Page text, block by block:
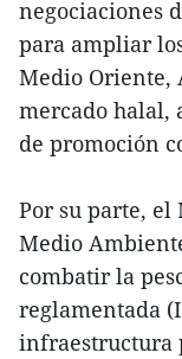
negociaciones
para ampliar
Medio Oriente,
mercado halal,
de promoción
Por su parte,
Medio
combatir la
reglamentada
infraestructura